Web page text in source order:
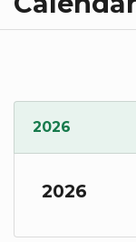
2026
2026